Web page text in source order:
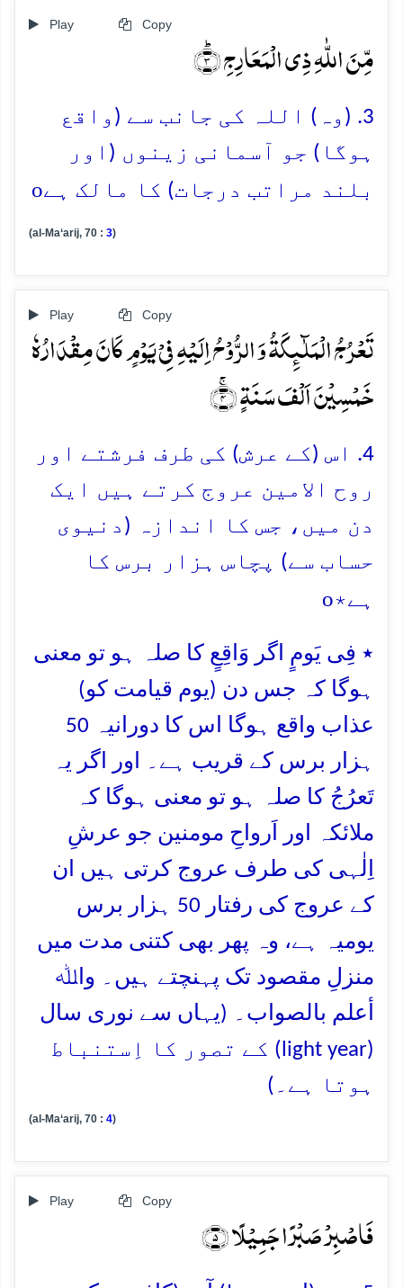
Play Copy
مِّنَ اللّٰہِ ذِی الۡمَعَارِجِ ؕ﴿۳﴾
3. (وہ) اللہ کی جانب سے (واقع
ہوگا) جو آسمانی زینوں (اور
بلند مراتب درجات) کا مالک ہےo
(al-Ma‘arij, 70 : 3)
Play Copy
تَعۡرُجُ الۡمَلٰٓئِکَۃُ وَ الرُّوۡحُ اِلَیۡہِ فِیۡ یَوۡمٍ کَانَ مِقۡدَارُہٗ
خَمۡسِیۡنَ اَلۡفَ سَنَۃٍ ۚ﴿۴﴾
4. اس (کے عرش) کی طرف فرشتے اور
روح الامین عروج کرتے ہیں ایک
دن میں، جس کا اندازہ (دنیوی
حساب سے) پچاس ہزار برس کا
ہے٭o
٭ فِی یَومٍ اگر وَاقِعٍ کا صلہ ہو تو معنی
ہوگا کہ جس دن (یوم قیامت کو)
عذاب واقع ہوگا اس کا دورانیہ 50
ہزار برس کے قریب ہے۔ اور اگر یہ
تَعرُجُ کا صلہ ہو تو معنی ہوگا کہ
ملائکہ اور اَرواحِ مومنین جو عرشِ
اِلٰہی کی طرف عروج کرتی ہیں ان
کے عروج کی رفتار 50 ہزار برس
یومیہ ہے، وہ پھر بھی کتنی مدت میں
منزلِ مقصود تک پہنچتے ہیں۔ واﷲ
أعلم بالصواب۔ (یہاں سے نوری سال
(light year) کے تصور کا اِستنباط
ہوتا ہے۔)
(al-Ma‘arij, 70 : 4)
Play Copy
فَاصۡبِرۡ صَبۡرًا جَمِیۡلًا ﴿۵﴾